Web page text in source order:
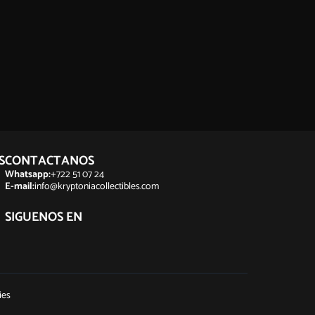
CONTACTANOS
Whatsapp:+722 51 07 24
E-mail:info@kryptoniacollectibles.com
SIGUENOS EN